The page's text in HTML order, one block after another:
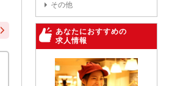
その他
あなたにおすすめの
求人情報